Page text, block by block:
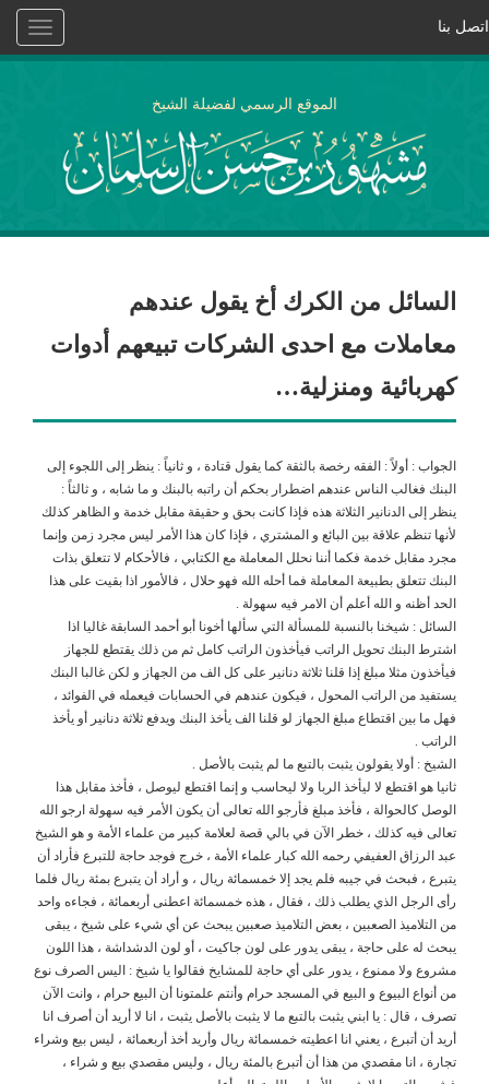
Toggle
اتصل بنا
الموقع الرسمي لفضيلة الشيخ
السائل من الكرك أخ يقول عندهم
معاملات مع احدى الشركات تبيعهم أدوات
كهربائية ومنزلية…
الجواب : أولاً : الفقه رخصة بالثقة كما يقول قتادة ، و ثانياً : ينظر إلى اللجوء إلى
البنك فغالب الناس عندهم اضطرار بحكم أن راتبه بالبنك و ما شابه ، و ثالثاً :
ينظر إلى الدنانير الثلاثة هذه فإذا كانت بحق و حقيقة مقابل خدمة و الظاهر كذلك
لأنها تنظم علاقة بين البائع و المشتري ، فإذا كان هذا الأمر ليس مجرد زمن وإنما
مجرد مقابل خدمة فكما أننا نحلل المعاملة مع الكتابي ، فالأحكام لا تتعلق بذات
البنك تتعلق بطبيعة المعاملة فما أحله الله فهو حلال ، فالأمور اذا بقيت على هذا
الحد أظنه و الله أعلم أن الامر فيه سهولة .
السائل : شيخنا بالنسبة للمسألة التي سألها أخونا أبو أحمد السابقة غاليا اذا
اشترط البنك تحويل الراتب فيأخذون الراتب كامل ثم من ذلك يقتطع للجهاز
فيأخذون مثلا مبلغ إذا قلنا ثلاثة دنانير على كل الف من الجهاز و لكن غالبا البنك
يستفيد من الراتب المحول ، فيكون عندهم في الحسابات فيعمله في الفوائد ،
فهل ما بين اقتطاع مبلغ الجهاز لو قلنا الف يأخذ البنك ويدفع ثلاثة دنانير أو يأخذ
الراتب .
الشيخ : أولا يقولون يثبت بالتبع ما لم يثبت بالأصل .
ثانيا هو اقتطع لا ليأخذ الربا ولا ليحاسب و إنما اقتطع ليوصل ، فأخذ مقابل هذا
الوصل كالحوالة ، فأخذ مبلغ فأرجو الله تعالى أن يكون الأمر فيه سهولة ارجو الله
تعالى فيه كذلك ، خطر الآن في بالي قصة لعلامة كبير من علماء الأمة و هو الشيخ
عبد الرزاق العفيفي رحمه الله كبار علماء الأمة ، خرج فوجد حاجة للتبرع فأراد أن
يتبرع ، فبحث في جيبه فلم يجد إلا خمسمائة ريال ، و أراد أن يتبرع بمئة ريال فلما
رأى الرجل الذي يطلب ذلك ، فقال ، هذه خمسمائة اعطنى أربعمائة ، فجاءه واحد
من التلاميذ الصعبين ، بعض التلاميذ صعبين يبحث عن أي شيء على شيخ ، يبقى
يبحث له على حاجة ، يبقى يدور على لون جاكيت ، أو لون الدشداشة ، هذا اللون
مشروع ولا ممنوع ، يدور على أي حاجة للمشايخ فقالوا يا شيخ : اليس الصرف نوع
من أنواع البيوع و البيع في المسجد حرام وأنتم علمتونا أن البيع حرام ، وانت الآن
تصرف ، قال : يا ابني يثبت بالتبع ما لا يثبت بالأصل يثبت ، انا لا أريد أن أصرف انا
أريد أن أتبرع ، يعني انا اعطيته خمسمائة ريال وأريد أخذ أربعمائة ، ليس بيع وشراء
تجارة ، انا مقصدي من هذا أن أتبرع بالمئة ريال ، وليس مقصدي بيع و شراء ،